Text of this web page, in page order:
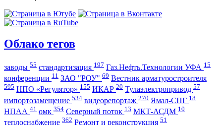
Облако тегов
заводы 55 стандартизация 197 Газ.Нефть.Технологии УФА 15
конференции 11 ЗАО "РОУ" 69 Вестник арматуростроителя
595 НПО «Регулятор» 155 ИКАР 20 Тулаэлектропривод 57
импортозамещение 534 видеорепортаж 270 Ямал-СПГ 18
НПАА 41 омк 354 Северный поток 13 МКТ-АСДМ 10
теплоснабжение 362 Ремонт и реконструкция 51